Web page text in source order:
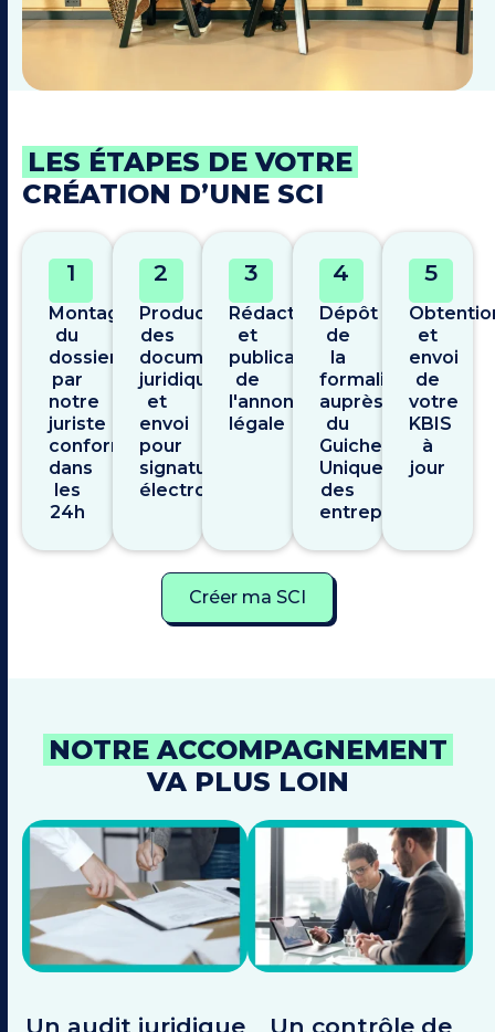
LES ÉTAPES DE VOTRE
CRÉATION D’UNE SCI
1
Montage
du
dossier
par
notre
juriste
conformité
dans
les
24h
2
Production
des
documents
juridiques
et
envoi
pour
signature
électronique
3
Rédaction
et
publication
de
l'annonce
légale
4
Dépôt
de
la
formalité
auprès
du
Guichet
Unique
des
entreprises
5
et
envoi
de
votre
KBIS
à
jour
Créer ma SCI
NOTRE ACCOMPAGNEMENT
VA PLUS LOIN
Un audit juridique
Un contrôle de